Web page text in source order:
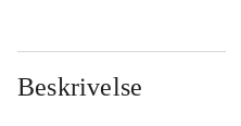
Beskrivelse